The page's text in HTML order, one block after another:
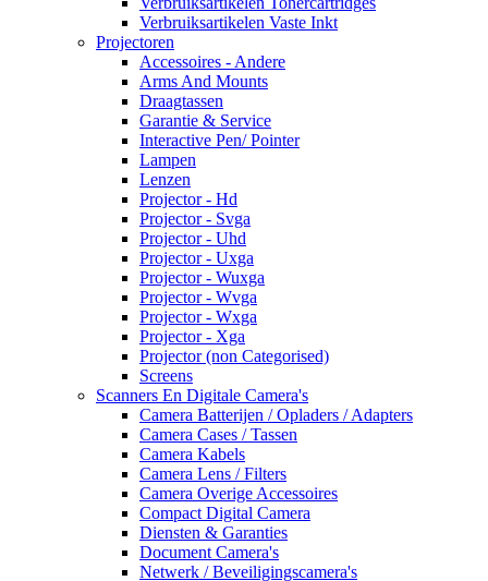
Verbruiksartikelen Vaste Inkt
Projectoren
Accessoires - Andere
Arms And Mounts
Draagtassen
Garantie & Service
Interactive Pen/ Pointer
Lampen
Lenzen
Projector - Hd
Projector - Svga
Projector - Uhd
Projector - Uxga
Projector - Wuxga
Projector - Wvga
Projector - Wxga
Projector - Xga
Projector (non Categorised)
Screens
Scanners En Digitale Camera's
Camera Batterijen / Opladers / Adapters
Camera Cases / Tassen
Camera Kabels
Camera Lens / Filters
Camera Overige Accessoires
Compact Digital Camera
Diensten & Garanties
Document Camera's
Netwerk / Beveiligingscamera's